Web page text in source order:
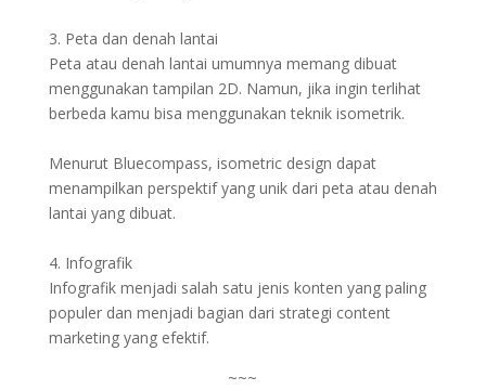
3. Peta dan denah lantai
Peta atau denah lantai umumnya memang dibuat
menggunakan tampilan 2D. Namun, jika ingin terlihat
berbeda kamu bisa menggunakan teknik isometrik.
Menurut Bluecompass, isometric design dapat
menampilkan perspektif yang unik dari peta atau denah
lantai yang dibuat.
4. Infografik
Infografik menjadi salah satu jenis konten yang paling
populer dan menjadi bagian dari strategi content
marketing yang efektif.
~~~